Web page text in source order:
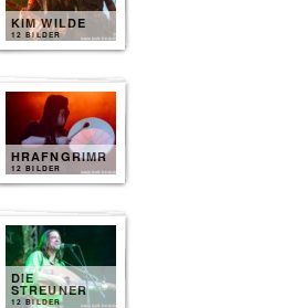
KIM WILDE
12 BILDER
HRAFNGRIMR
12 BILDER
DIE
STREUNER
12 BILDER